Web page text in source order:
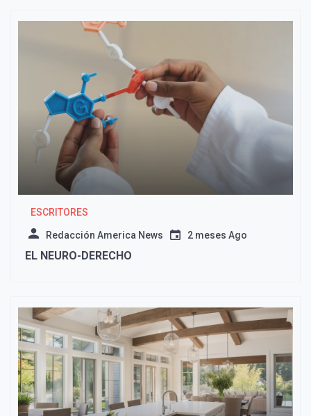
ESCRITORES
Redacción America News 2 meses Ago
EL NEURO-DERECHO